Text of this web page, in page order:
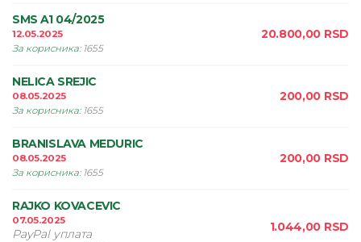
SMS A1 04/2025
12.05.2025
За корисника: 1655
20.800,00 RSD
NELICA SREJIC
08.05.2025
За корисника: 1655
200,00 RSD
BRANISLAVA MEDURIC
08.05.2025
За корисника: 1655
200,00 RSD
RAJKO KOVACEVIC
07.05.2025
PayPal уплата 1.044,00 RSD